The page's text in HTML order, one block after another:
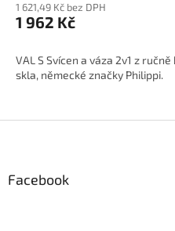
1 621,49 Kč bez DPH
1 962 Kč
VAL S Svícen a váza 2v1 z
skla, německé značky Philippi.
p
aFacebook